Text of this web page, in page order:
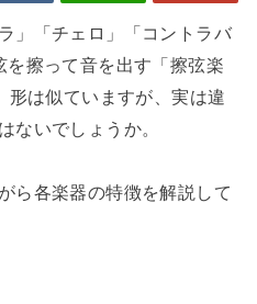
」「チェロ」「コントラバ
を擦って音を出す「擦弦楽
形は似ていますが、実は違
ないでしょうか。
ら各楽器の特徴を解説して